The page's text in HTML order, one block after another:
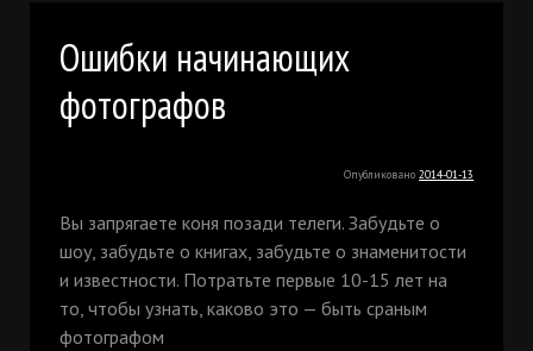
Ошибки начинающих
фотографов
Опубликовано2014-01-13
Вы запрягаете коня позади телеги. Забудьте о
шоу, забудьте о книгах, забудьте о знаменитости
и известности. Потратьте первые 10-15 лет на
то, чтобы узнать, каково это — быть сраным
фотографом